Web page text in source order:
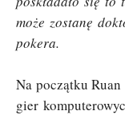
może zostanę
pokera.
Na początku
gier